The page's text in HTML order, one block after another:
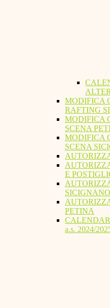
MODIFICA
RAFTING
MODIFICA
SCENA
MODIFICA
SCENA
E
SICIGNANO
PETINA
a.s. 2024/